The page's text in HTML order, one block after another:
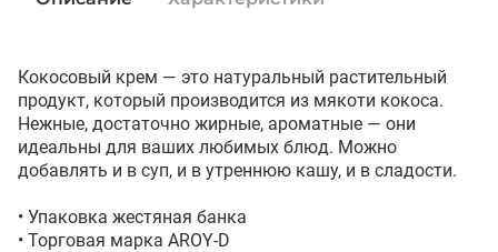
Кокосовый крем — это натуральный растительный
продукт, который производится из мякоти кокоса.
Нежные, достаточно жирные, ароматные — они
идеальны для ваших любимых блюд. Можно
добавлять и в суп, и в утреннюю кашу, и в сладости.
• Упаковка жестяная банка
• Торговая марка AROY-D